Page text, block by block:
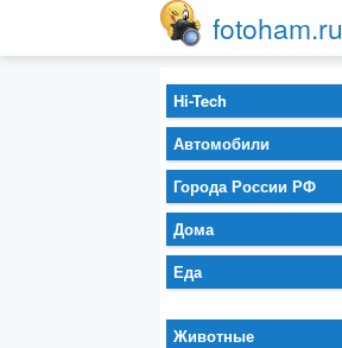
fotoham.ru
Hi-Tech
Автомобили
Города России РФ
Дома
Еда
Животные